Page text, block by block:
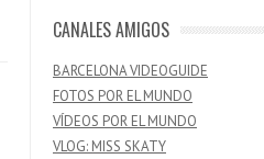
CANALES AMIGOS
BARCELONA VIDEOGUIDE
FOTOS POR EL MUNDO
VÍDEOS POR EL MUNDO
VLOG: MISS SKATY